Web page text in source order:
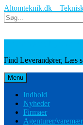
Altomteknik.dk –
Søg
Find Leverandører, Læs
Menu
Indhold
Nyheder
Firmaer
Agenturer/